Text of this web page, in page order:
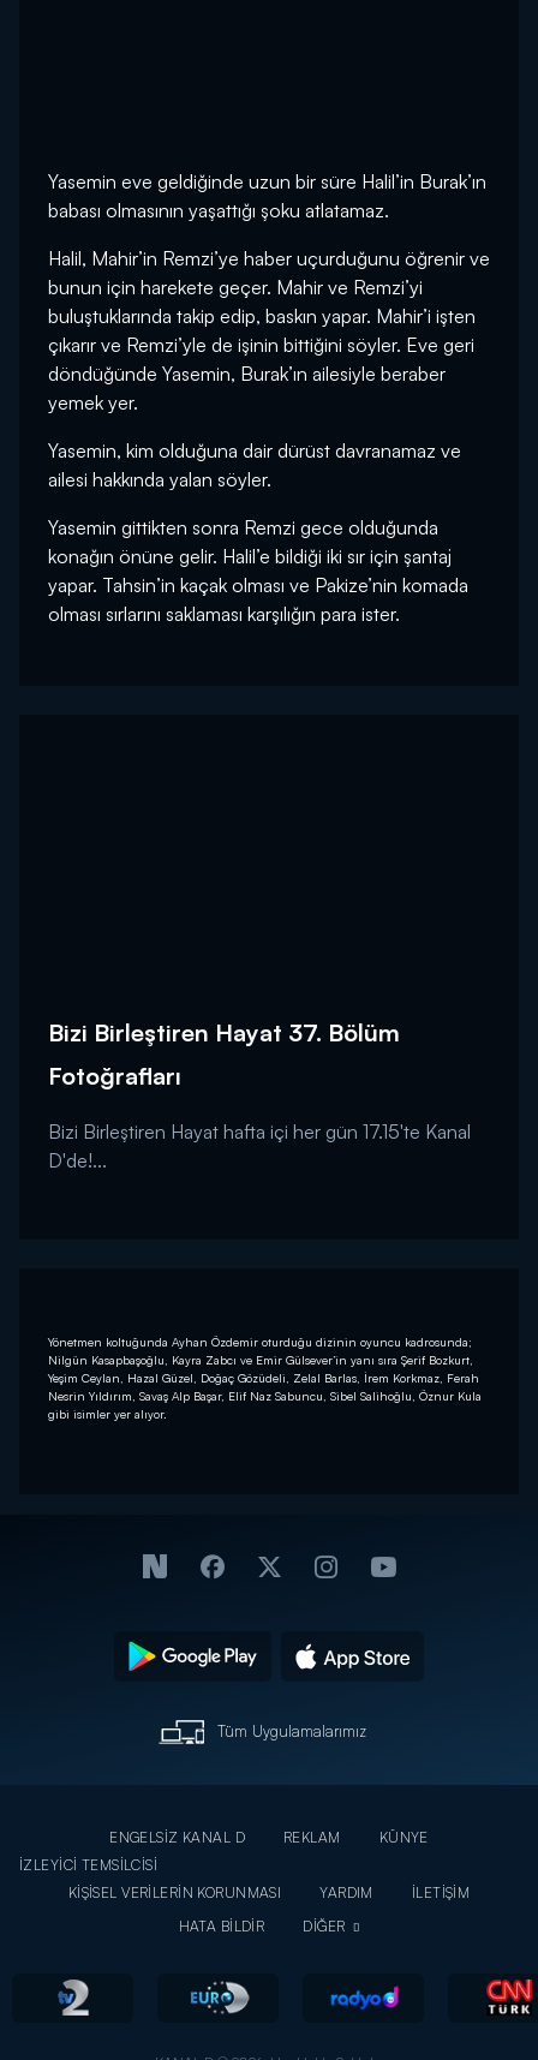
Yasemin eve geldiğinde uzun bir süre Halil’in Burak’ın
babası olmasının yaşattığı şoku atlatamaz.
Halil, Mahir’in Remzi’ye haber uçurduğunu öğrenir ve
bunun için harekete geçer. Mahir ve Remzi’yi
buluştuklarında takip edip, baskın yapar. Mahir’i işten
çıkarır ve Remzi’yle de işinin bittiğini söyler. Eve geri
döndüğünde Yasemin, Burak’ın ailesiyle beraber
yemek yer.
Yasemin, kim olduğuna dair dürüst davranamaz ve
ailesi hakkında yalan söyler.
Yasemin gittikten sonra Remzi gece olduğunda
konağın önüne gelir. Halil’e bildiği iki sır için şantaj
yapar. Tahsin’in kaçak olması ve Pakize’nin komada
olması sırlarını saklaması karşılığın para ister.
Bizi Birleştiren Hayat 37. Bölüm
Fotoğrafları
Bizi Birleştiren Hayat hafta içi her gün 17.15'te Kanal
D'de!...
Yönetmen koltuğunda Ayhan Özdemir oturduğu dizinin oyuncu kadrosunda;
Nilgün Kasapbaşoğlu, Kayra Zabcı ve Emir Gülsever’in yanı sıra Şerif Bozkurt,
Yeşim Ceylan, Hazal Güzel, Doğaç Gözüdeli, Zelal Barlas, İrem Korkmaz, Ferah
Nesrin Yıldırım, Savaş Alp Başar, Elif Naz Sabuncu, Sibel Salihoğlu, Öznur Kula
gibi isimler yer alıyor.
Tüm Uygulamalarımız
ENGELSİZ KANAL D REKLAM
KÜNYE
İZLEYİCİ TEMSİLCİSİ
KİŞİSEL VERİLERİN KORUNMASI
YARDIM
İLETİŞİM
HATA BİLDİR
DİĞER